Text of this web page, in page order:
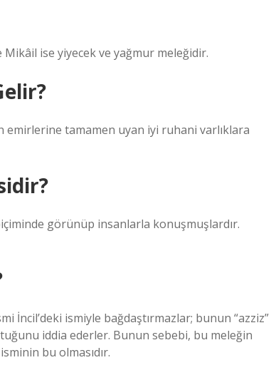
ise yiyecek ve yağmur meleğidir.
emirlerine tamamen uyan iyi ruhani varlıklara
görünüp insanlarla konuşmuşlardır.
İncil’deki ismiyle bağdaştırmazlar; bunun “azziz”
iddia ederler. Bunun sebebi, bu meleğin
bu olmasıdır.